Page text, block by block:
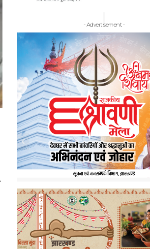
- Advertisement -